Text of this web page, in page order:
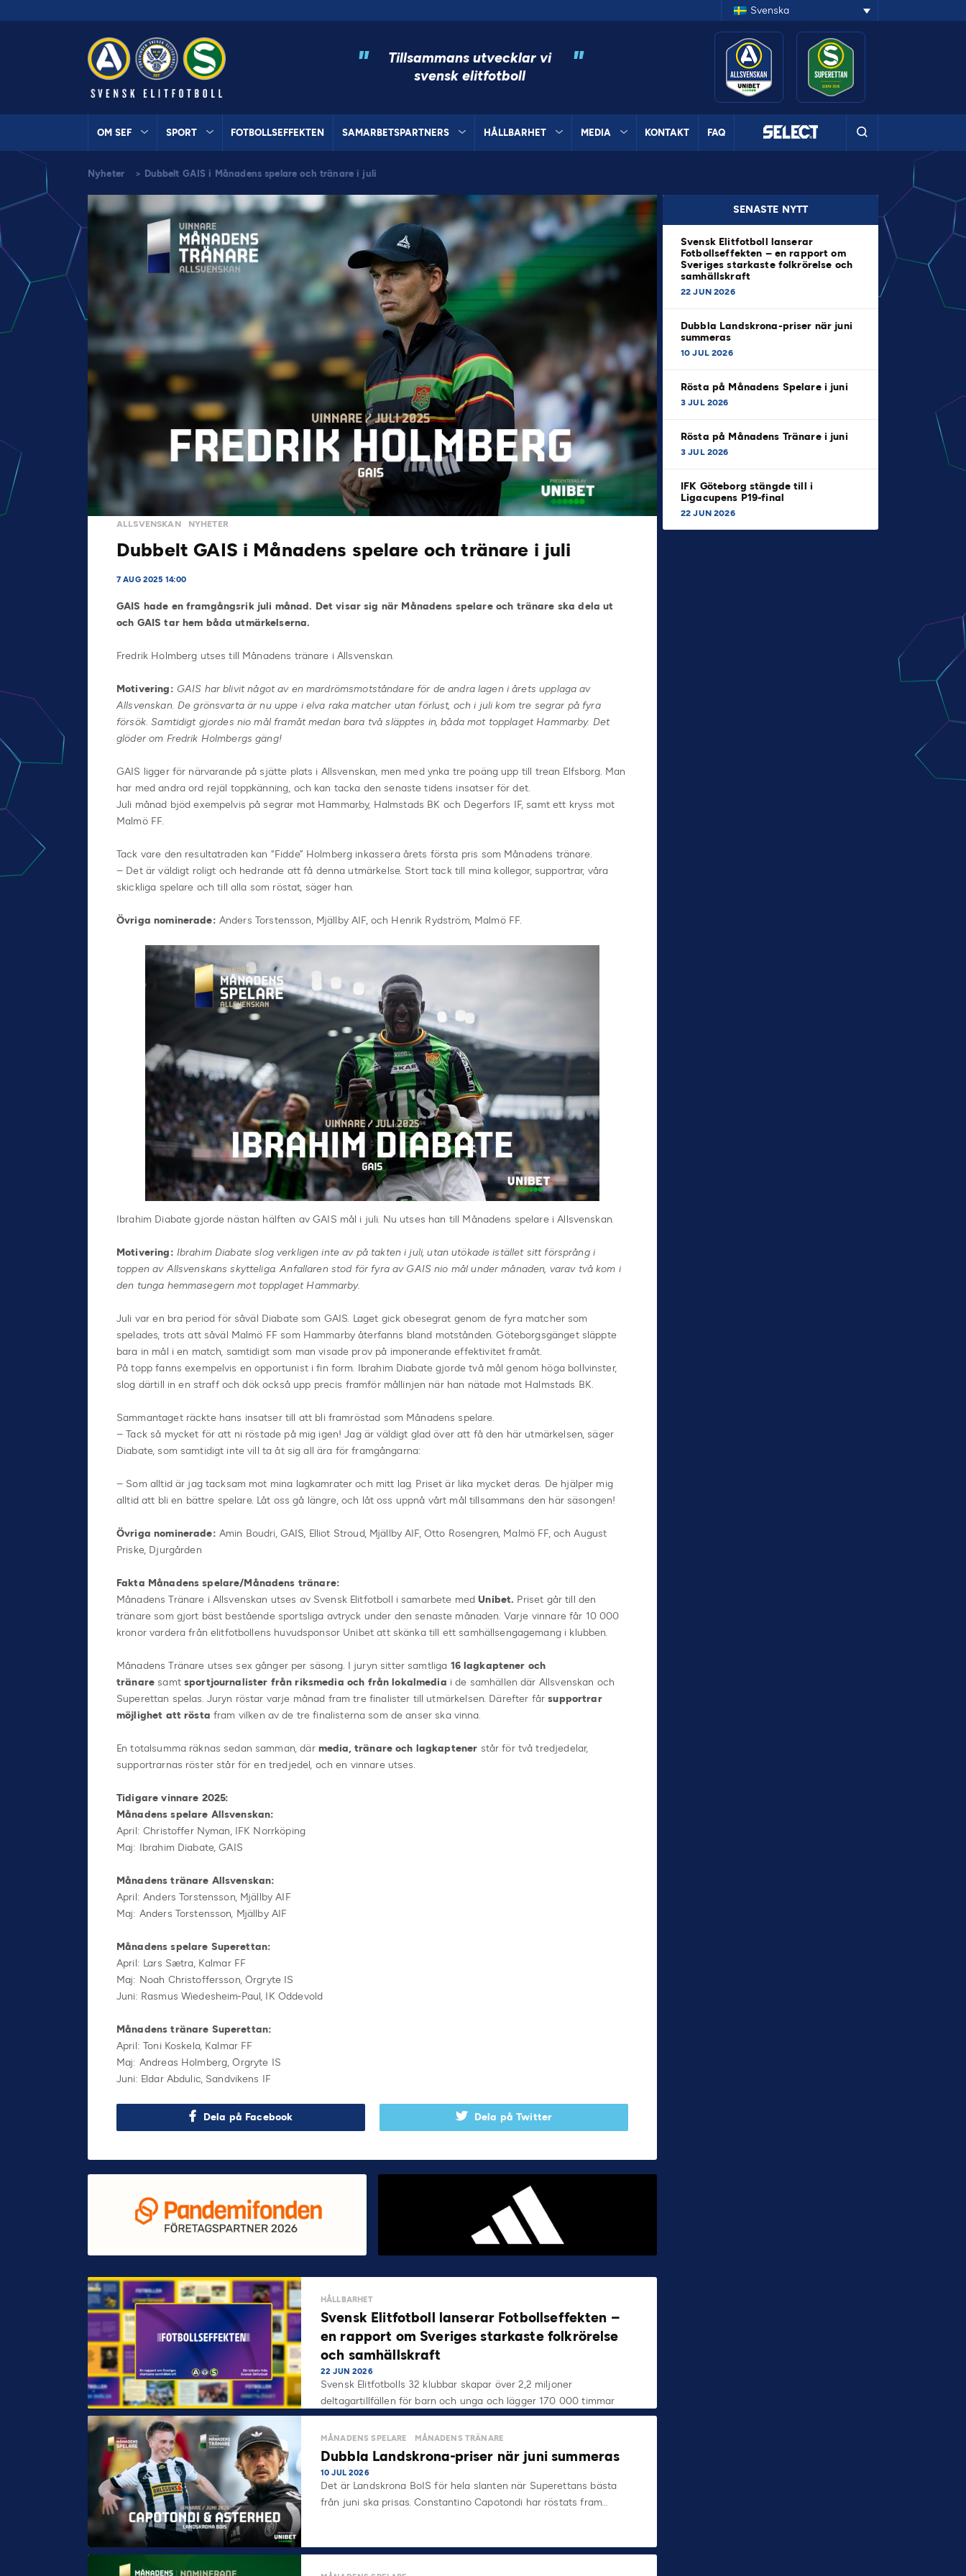
Svenska
"
Tillsammans utvecklar vi
svensk elitfotboll
"
OM SEF SPORT FOTBOLLSEFFEKTEN SAMARBETSPARTNERS HÅLLBARHET MEDIA KONTAKT FAQ
Nyheter > Dubbelt GAIS i Månadens spelare och tränare i juli
ALLSVENSKAN NYHETER
Dubbelt GAIS i Månadens spelare och tränare i juli
7 AUG 2025 14:00
GAIS hade en framgångsrik juli månad. Det visar sig när Månadens spelare och tränare ska dela ut
och GAIS tar hem båda utmärkelserna.
Fredrik Holmberg utses till Månadens tränare i Allsvenskan.
Motivering: GAIS har blivit något av en mardrömsmotståndare för de andra lagen i årets upplaga av
Allsvenskan. De grönsvarta är nu uppe i elva raka matcher utan förlust, och i juli kom tre segrar på fyra
försök. Samtidigt gjordes nio mål framåt medan bara två släpptes in, båda mot topplaget Hammarby. Det
glöder om Fredrik Holmbergs gäng!
GAIS ligger för närvarande på sjätte plats i Allsvenskan, men med ynka tre poäng upp till trean Elfsborg. Man
har med andra ord rejäl toppkänning, och kan tacka den senaste tidens insatser för det.
Juli månad bjöd exempelvis på segrar mot Hammarby, Halmstads BK och Degerfors IF, samt ett kryss mot
Malmö FF.
Tack vare den resultatraden kan “Fidde” Holmberg inkassera årets första pris som Månadens tränare.
– Det är väldigt roligt och hedrande att få denna utmärkelse. Stort tack till mina kollegor, supportrar, våra
skickliga spelare och till alla som röstat, säger han.
Övriga nominerade: Anders Torstensson, Mjällby AIF, och Henrik Rydström, Malmö FF.
Ibrahim Diabate gjorde nästan hälften av GAIS mål i juli. Nu utses han till Månadens spelare i Allsvenskan.
Motivering: Ibrahim Diabate slog verkligen inte av på takten i juli, utan utökade istället sitt försprång i
toppen av Allsvenskans skytteliga. Anfallaren stod för fyra av GAIS nio mål under månaden, varav två kom i
den tunga hemmasegern mot topplaget Hammarby.
Juli var en bra period för såväl Diabate som GAIS. Laget gick obesegrat genom de fyra matcher som
spelades, trots att såväl Malmö FF som Hammarby återfanns bland motstånden. Göteborgsgänget släppte
bara in mål i en match, samtidigt som man visade prov på imponerande effektivitet framåt.
På topp fanns exempelvis en opportunist i fin form. Ibrahim Diabate gjorde två mål genom höga bollvinster,
slog därtill in en straff och dök också upp precis framför mållinjen när han nätade mot Halmstads BK.
Sammantaget räckte hans insatser till att bli framröstad som Månadens spelare.
– Tack så mycket för att ni röstade på mig igen! Jag är väldigt glad över att få den här utmärkelsen, säger
Diabate, som samtidigt inte vill ta åt sig all ära för framgångarna:
– Som alltid är jag tacksam mot mina lagkamrater och mitt lag. Priset är lika mycket deras. De hjälper mig
alltid att bli en bättre spelare. Låt oss gå längre, och låt oss uppnå vårt mål tillsammans den här säsongen!
Övriga nominerade: Amin Boudri, GAIS, Elliot Stroud, Mjällby AIF, Otto Rosengren, Malmö FF, och August
Priske, Djurgården
Fakta Månadens spelare/Månadens tränare:
Månadens Tränare i Allsvenskan utses av Svensk Elitfotboll i samarbete med Unibet. Priset går till den
tränare som gjort bäst bestående sportsliga avtryck under den senaste månaden. Varje vinnare får 10 000
kronor vardera från elitfotbollens huvudsponsor Unibet att skänka till ett samhällsengagemang i klubben.
Månadens Tränare utses sex gånger per säsong. I juryn sitter samtliga 16 lagkaptener och
tränare samt sportjournalister från riksmedia och från lokalmedia i de samhällen där Allsvenskan och
Superettan spelas. Juryn röstar varje månad fram tre finalister till utmärkelsen. Därefter fårsupportrar
möjlighet att rösta fram vilken av de tre finalisterna som de anser ska vinna.
En totalsumma räknas sedan samman, där media, tränare och lagkaptener står för två tredjedelar,
supportrarnas röster står för en tredjedel, och en vinnare utses.
Tidigare vinnare 2025:
Månadens spelare Allsvenskan:
April: Christoffer Nyman, IFK Norrköping
Maj: Ibrahim Diabate, GAIS
Månadens tränare Allsvenskan:
April: Anders Torstensson, Mjällby AIF
Maj: Anders Torstensson, Mjällby AIF
Månadens spelare Superettan:
April: Lars Sætra, Kalmar FF
Maj: Noah Christoffersson, Örgryte IS
Juni: Rasmus Wiedesheim-Paul, IK Oddevold
Månadens tränare Superettan:
April: Toni Koskela, Kalmar FF
Maj: Andreas Holmberg, Örgryte IS
Juni: Eldar Abdulic, Sandvikens IF
Dela på Facebook Dela på Twitter
SENASTE NYTT
Svensk Elitfotboll lanserar
Fotbollseffekten – en rapport om
Sveriges starkaste folkrörelse och
samhällskraft
22 JUN 2026
Dubbla Landskrona-priser när juni
summeras
10 JUL 2026
Rösta på Månadens Spelare i juni
3 JUL 2026
Rösta på Månadens Tränare i juni
3 JUL 2026
IFK Göteborg stängde till i
Ligacupens P19-final
22 JUN 2026
HÅLLBARHET
Svensk Elitfotboll lanserar Fotbollseffekten –
en rapport om Sveriges starkaste folkrörelse
och samhällskraft
22 JUN 2026
Svensk Elitfotbolls 32 klubbar skapar över 2,2 miljoner
deltagartillfällen för barn och unga och lägger 170 000 timmar
på…
MÅNADENS SPELARE MÅNADENS TRÄNARE
Dubbla Landskrona-priser när juni summeras
10 JUL 2026
Det är Landskrona BoIS för hela slanten när Superettans bästa
från juni ska prisas. Constantino Capotondi har röstats fram…